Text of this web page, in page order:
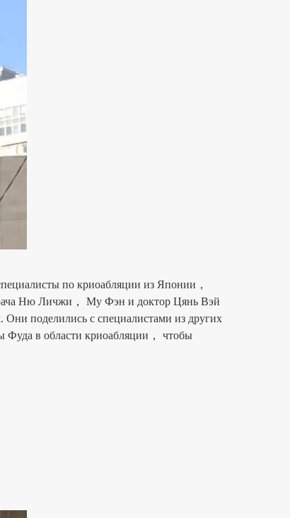
по криоабляции из Японии，
Ню Личжи， Му Фэн и доктор Цянь Вэй
поделились с специалистами из других
Фуда в области криоабляции， чтобы